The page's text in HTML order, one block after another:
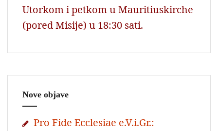
Utorkom i petkom u Mauritiuskirche
(pored Misije) u 18:30 sati.
Nove objave
Pro Fide Ecclesiae e.V.i.Gr.: